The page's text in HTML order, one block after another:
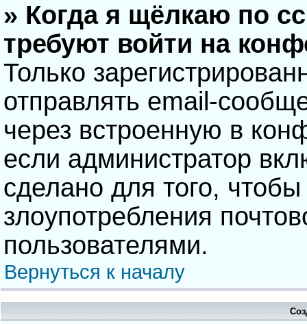
» Когда я щёлкаю по
требуют войти на
Только
отправлять email-
через встроенную в
если администратор
сделано для того, чтобы
злоупотребления
пользователями.
Вернуться к началу